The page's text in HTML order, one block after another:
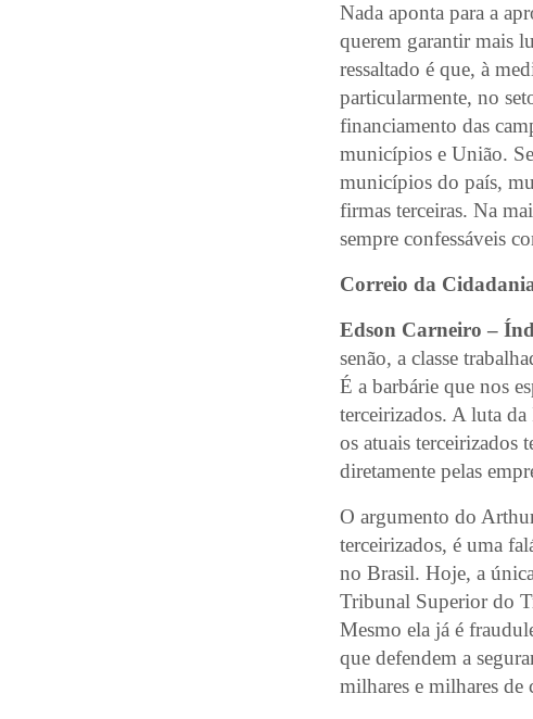
Nada aponta para a
querem garantir mais
ressaltado é que, à
particularmente, no
financiamento das
municípios e União.
municípios do país,
firmas terceiras. Na
sempre confessáveis
Correio da
Edson Carneiro –
senão, a classe
É a barbárie que nos
terceirizados. A luta
os atuais terceirizados
diretamente pelas
O argumento do
terceirizados, é uma
no Brasil. Hoje, a
Tribunal Superior do
Mesmo ela já é
que defendem a
milhares e milhares de